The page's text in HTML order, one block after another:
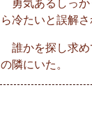
勇気あるしっか
ら冷たいと誤解
誰かを探し求め
の隣にいた。